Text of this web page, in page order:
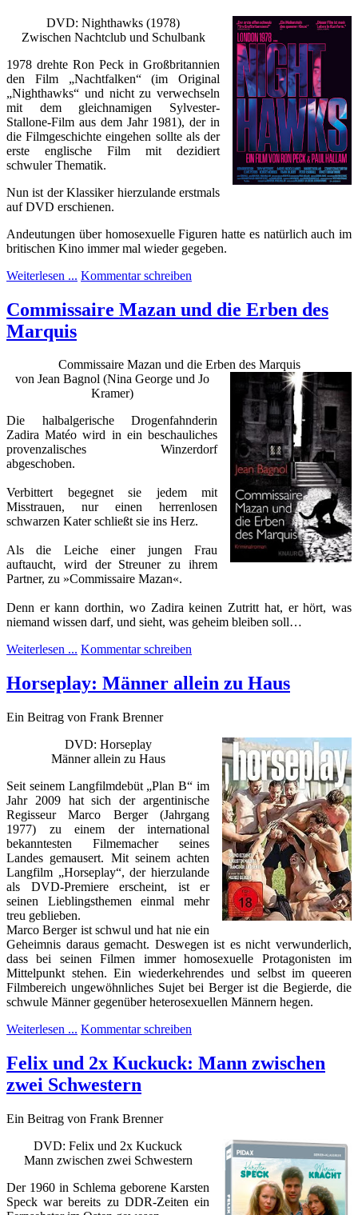
DVD: Nighthawks (1978)
Zwischen Nachtclub und Schulbank
1978 drehte Ron Peck in Großbritannien
den Film „Nachtfalken“ (im Original
„Nighthawks“ und nicht zu verwechseln
mit dem gleichnamigen Sylvester-
Stallone-Film aus dem Jahr 1981), der in
die Filmgeschichte eingehen sollte als der
erste englische Film mit dezidiert
schwuler Thematik.
Nun ist der Klassiker hierzulande erstmals
auf DVD erschienen.
Andeutungen über homosexuelle Figuren hatte es natürlich auch im
britischen Kino immer mal wieder gegeben.
Weiterlesen ... Kommentar schreiben
Commissaire Mazan und die Erben des
Marquis
Commissaire Mazan und die Erben des Marquis
von Jean Bagnol (Nina George und Jo
Kramer)
Die halbalgerische Drogenfahnderin
Zadira Matéo wird in ein beschauliches
provenzalisches Winzerdorf
abgeschoben.
Verbittert begegnet sie jedem mit
Misstrauen, nur einen herrenlosen
schwarzen Kater schließt sie ins Herz.
Als die Leiche einer jungen Frau
auftaucht, wird der Streuner zu ihrem
Partner, zu »Commissaire Mazan«.
Denn er kann dorthin, wo Zadira keinen Zutritt hat, er hört, was
niemand wissen darf, und sieht, was geheim bleiben soll…
Weiterlesen ... Kommentar schreiben
Horseplay: Männer allein zu Haus
Ein Beitrag von Frank Brenner
DVD: Horseplay
Männer allein zu Haus
Seit seinem Langfilmdebüt „Plan B“ im
Jahr 2009 hat sich der argentinische
Regisseur Marco Berger (Jahrgang
1977) zu einem der international
bekanntesten Filmemacher seines
Landes gemausert. Mit seinem achten
Langfilm „Horseplay“, der hierzulande
als DVD-Premiere erscheint, ist er
seinen Lieblingsthemen einmal mehr
treu geblieben.
Marco Berger ist schwul und hat nie ein
Geheimnis daraus gemacht. Deswegen ist es nicht verwunderlich,
dass bei seinen Filmen immer homosexuelle Protagonisten im
Mittelpunkt stehen. Ein wiederkehrendes und selbst im queeren
Filmbereich ungewöhnliches Sujet bei Berger ist die Begierde, die
schwule Männer gegenüber heterosexuellen Männern hegen.
Weiterlesen ... Kommentar schreiben
Felix und 2x Kuckuck: Mann zwischen
zwei Schwestern
Ein Beitrag von Frank Brenner
DVD: Felix und 2x Kuckuck
Mann zwischen zwei Schwestern
Der 1960 in Schlema geborene Karsten
Speck war bereits zu DDR-Zeiten ein